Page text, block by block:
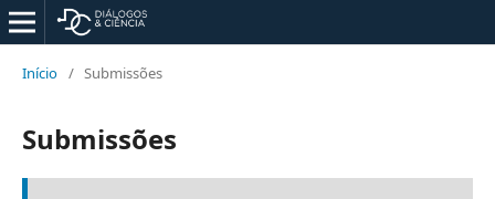
Início / Submissões
Submissões